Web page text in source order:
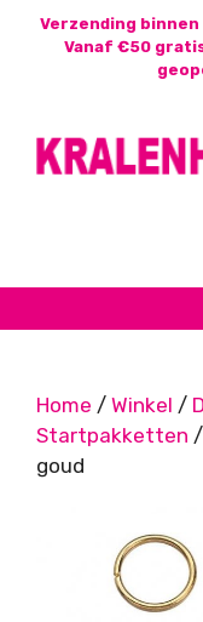
Verzending binnen
Vanaf €50
Home / Winkel /
Startpakketten
goud